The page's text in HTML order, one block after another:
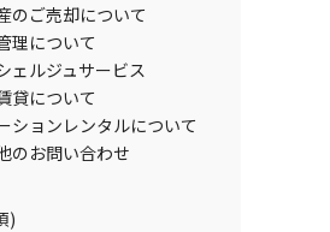
のご売却について
理について
ェルジュサービス
貸について
ションレンタルについて
のお問い合わせ
)